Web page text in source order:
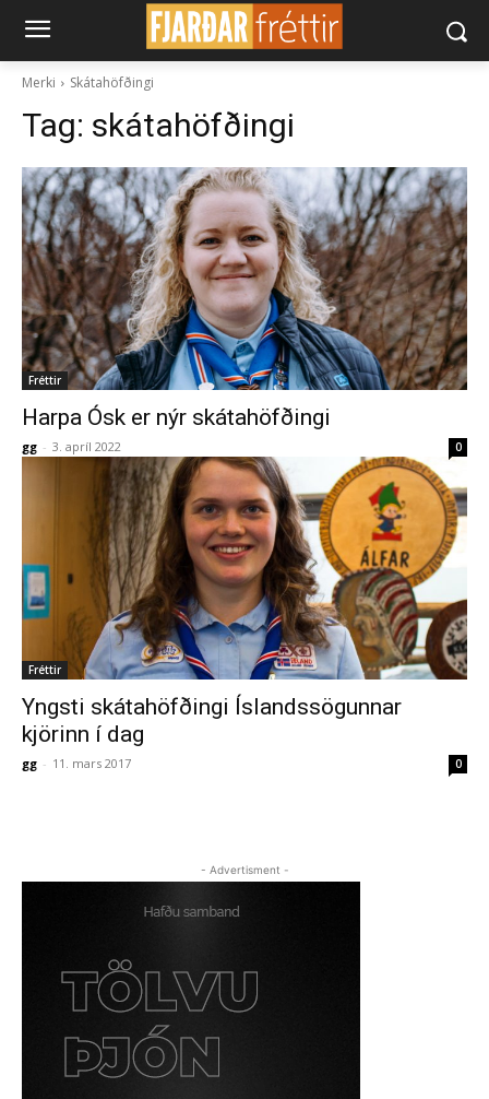
Merki Skátahöfðingi
Tag: skátahöfðingi
Fréttir
Harpa Ósk er nýr skátahöfðingi
gg - 3. apríl 2022 0
Fréttir
Yngsti skátahöfðingi Íslandssögunnar
kjörinn í dag
gg - 11. mars 2017 0
- Advertisment -